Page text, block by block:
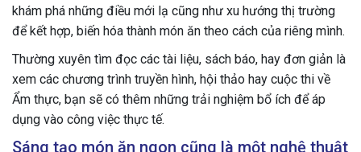
khám phá những điều mới lạ cũng như xu hướng thị trường
để kết hợp, biến hóa thành món ăn theo cách của riêng mình.
Thường xuyên tìm đọc các tài liệu, sách báo, hay đơn giản là
xem các chương trình truyền hình, hội thảo hay cuộc thi về
Ẩm thực, bạn sẽ có thêm những trải nghiệm bổ ích để áp
dụng vào công việc thực tế.
Sáng tạo món ăn ngon cũng là một nghệ thuật